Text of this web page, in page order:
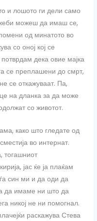
и лошото ги дели само
можеш да имаш се,
од минатото во
со оној кој се
дека овие мајка
се преплашени до смрт,
се откажуваат. Па,
на дланка за да може
со животот.
како што гледате од
во интернат.
тогашниот
јас ќе ја плаќам
син ми и да оди да
да имаме ни што да
никој не ни помогнал.
раскажува Стева